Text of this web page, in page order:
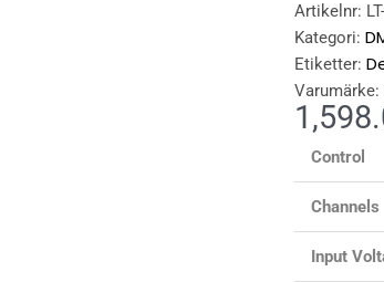
Artikelnr:
Kategori:
Etiketter:
Varumärke:
Control
Channels
Input